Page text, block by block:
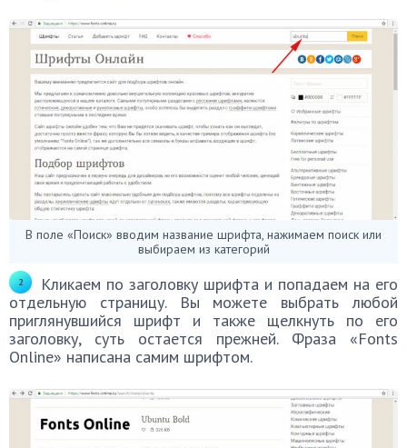
В поле «Поиск» вводим название шрифта, нажимаем поиск или
выбираем из категорий
Кликаем по заголовку шрифта и попадаем на его
отдельную страницу. Вы можете выбрать любой
приглянувшийся шрифт и также щелкнуть по его
заголовку, суть остается прежней. Фраза «Fonts
Online» написана самим шрифтом.